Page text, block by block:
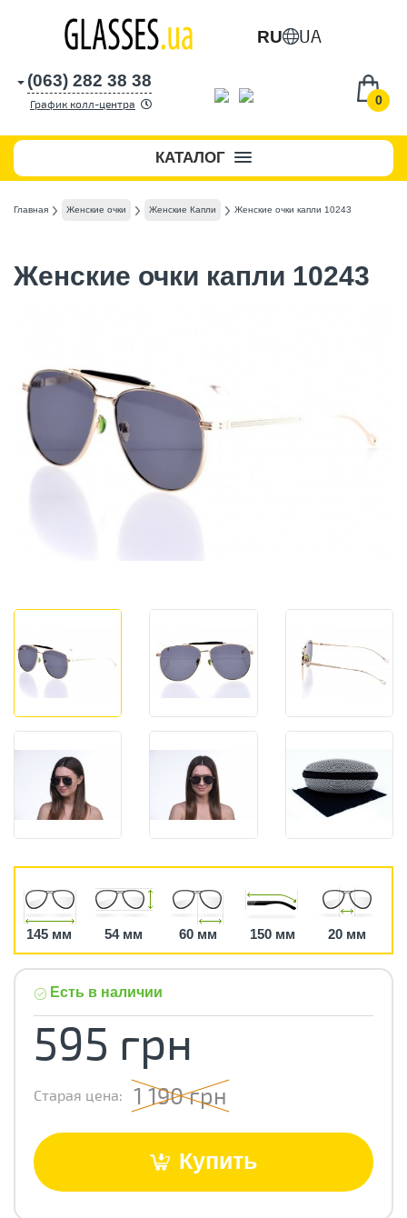
RU UA
0
(063) 282 38 38
График колл-центра
КАТАЛОГ
Главная Женские очки Женские Капли Женские очки капли 10243
Женские очки капли 10243
145 мм 54 мм 60 мм 150 мм 20 мм
Есть в наличии
595 грн
Старая цена: 1 190 грн
Купить